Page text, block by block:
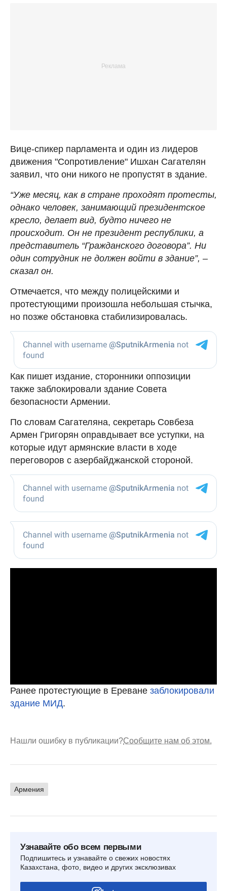
Вице-спикер парламента и один из лидеров
движения "Сопротивление" Ишхан Сагателян
заявил, что они никого не пропустят в здание.
“Уже месяц, как в стране проходят протесты,
однако человек, занимающий президентское
кресло, делает вид, будто ничего не
происходит. Он не президент республики, а
представитель “Гражданского договора”. Ни
один сотрудник не должен войти в здание”, –
сказал он.
Отмечается, что между полицейскими и
протестующими произошла небольшая стычка,
но позже обстановка стабилизировалась.
Как пишет издание, сторонники оппозиции
также заблокировали здание Совета
безопасности Армении.
По словам Сагателяна, секретарь Совбеза
Армен Григорян оправдывает все уступки, на
которые идут армянские власти в ходе
переговоров с азербайджанской стороной.
Ранее протестующие в Ереване заблокировали
здание МИД.
Нашли ошибку в публикации?Сообщите нам об этом.
Армения
Узнавайте обо всем первыми
Подпишитесь и узнавайте о свежих новостях
Казахстана, фото, видео и других эксклюзивах